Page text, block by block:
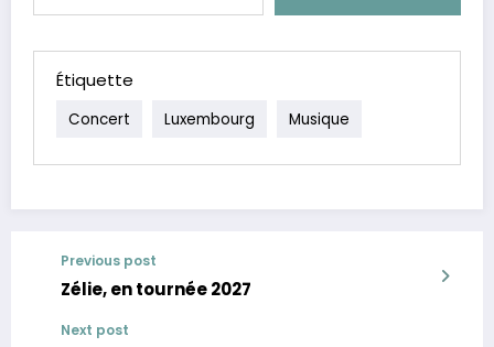
Étiquette
Concert Luxembourg Musique
Previous post
Zélie, en tournée 2027
Next post